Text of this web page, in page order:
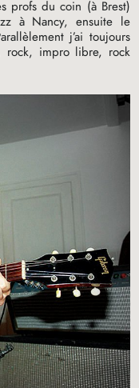
profs du coin (à Brest)
à Nancy, ensuite le
j’ai toujours
rock, impro libre, rock